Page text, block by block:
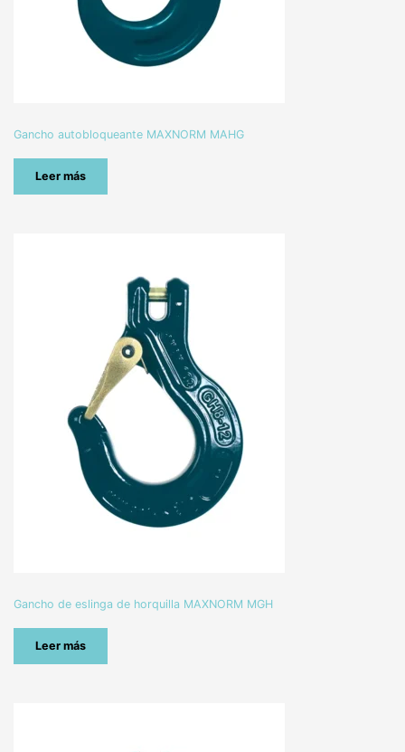
Gancho autobloqueante MAXNORM MAHG
Leer más
Gancho de eslinga de horquilla MAXNORM MGH
Leer más